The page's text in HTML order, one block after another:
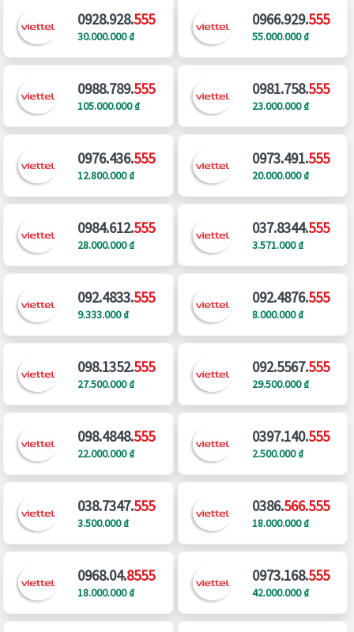
0928.928.555
30.000.000 ₫
0966.929.555
55.000.000 ₫
0988.789.555
105.000.000 ₫
0981.758.555
23.000.000 ₫
0976.436.555
12.800.000 ₫
0973.491.555
20.000.000 ₫
0984.612.555
28.000.000 ₫
037.8344.555
3.571.000 ₫
092.4833.555
9.333.000 ₫
092.4876.555
8.000.000 ₫
098.1352.555
27.500.000 ₫
092.5567.555
29.500.000 ₫
098.4848.555
22.000.000 ₫
0397.140.555
2.500.000 ₫
038.7347.555
3.500.000 ₫
0386.566.555
18.000.000 ₫
0968.04.8555
18.000.000 ₫
0973.168.555
42.000.000 ₫